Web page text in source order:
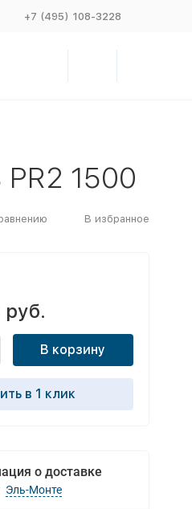
+7 (495) 108-3228
1500
В избранное
В корзину
в 1 клик
о доставке
Эль-Монте